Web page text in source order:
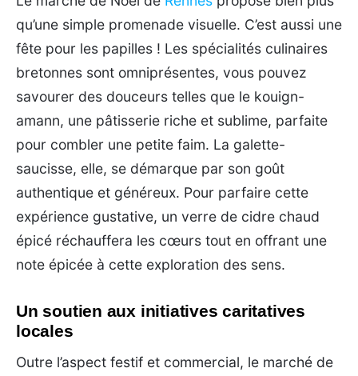
qu’une simple promenade visuelle. C’est aussi une
fête pour les papilles ! Les spécialités culinaires
bretonnes sont omniprésentes, vous pouvez
savourer des douceurs telles que le kouign-
amann, une pâtisserie riche et sublime, parfaite
pour combler une petite faim. La galette-
saucisse, elle, se démarque par son goût
authentique et généreux. Pour parfaire cette
expérience gustative, un verre de cidre chaud
épicé réchauffera les cœurs tout en offrant une
note épicée à cette exploration des sens.
Un soutien aux initiatives caritatives
locales
Outre l’aspect festif et commercial, le marché de